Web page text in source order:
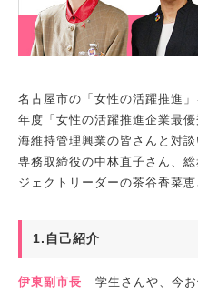
名古屋市の「女性の活躍推進
年度「女性の活躍推進企業最
海維持管理興業の皆さんと対談
専務取締役の中林直子さん、
ジェクトリーダーの茶谷香菜
1.自己紹介
伊東副市長
学生さんや、今